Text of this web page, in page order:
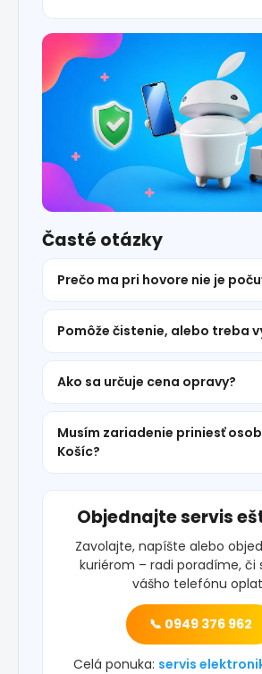
Časté otázky
Prečo ma pri hovore nie je
Pomôže čistenie, alebo treba
Ako sa určuje cena opravy?
Musím zariadenie priniesť
Košíc?
Objednajte servis
Zavolajte, napíšte alebo
kuriérom – radi poradíme, či
vášho telefónu
📞 0949 376 962
Celá ponuka: servis